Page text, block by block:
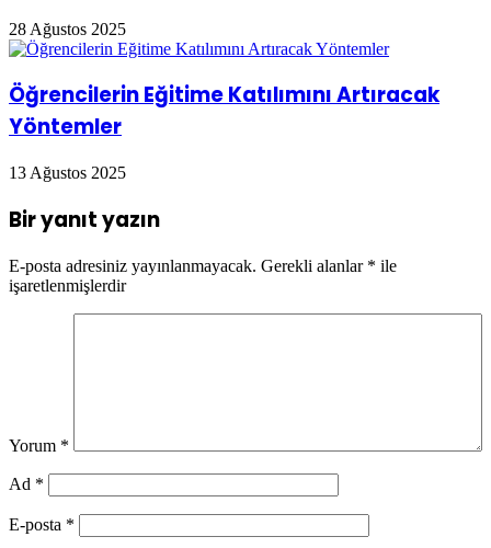
28 Ağustos 2025
Öğrencilerin Eğitime Katılımını Artıracak
Yöntemler
13 Ağustos 2025
Bir yanıt yazın
E-posta adresiniz yayınlanmayacak. Gerekli alanlar * ile
işaretlenmişlerdir
Yorum *
Ad *
E-posta *